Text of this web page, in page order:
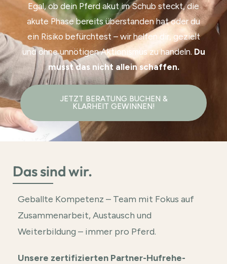
Egal, ob dein Pferd akut im Schub steckt, die
akute Phase bereits überstanden hat oder du
ein Risiko befürchtest – wir helfen dir, gezielt
und ohne unnötigen Aktionismus zu handeln. Du
musst das nicht allein schaffen.
JETZT BERATUNG BUCHEN &
KLARHEIT GEWINNEN!
Das sind wir.
Geballte Kompetenz – Team mit Fokus auf
Zusammenarbeit, Austausch und
Weiterbildung – immer pro Pferd.
Unsere zertifizierten Partner-Hufrehe-